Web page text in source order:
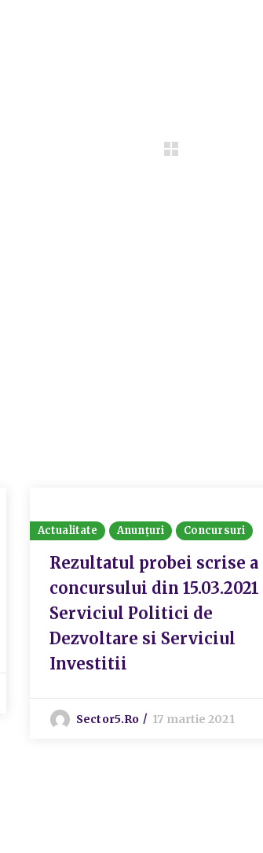
Actualitate Anunțuri Concursuri
Rezultatul probei scrise a
concursului din 15.03.2021
Serviciul Politici de
Dezvoltare si Serviciul
Investitii
Sector5.ro 17 martie 2021